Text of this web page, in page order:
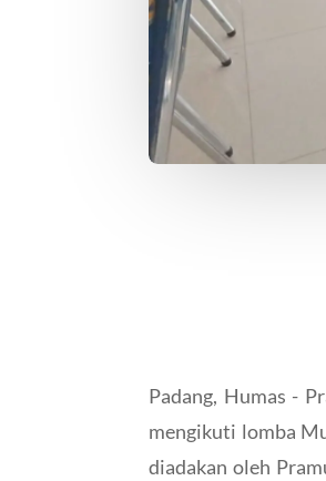
Padang, Humas -
mengikuti lomba
diadakan oleh